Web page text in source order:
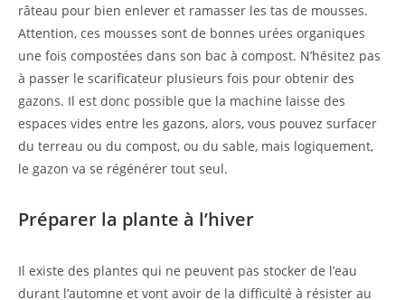
râteau pour bien enlever et ramasser les tas de mousses.
Attention, ces mousses sont de bonnes urées organiques
une fois compostées dans son bac à compost. N’hésitez pas
à passer le scarificateur plusieurs fois pour obtenir des
gazons. Il est donc possible que la machine laisse des
espaces vides entre les gazons, alors, vous pouvez surfacer
du terreau ou du compost, ou du sable, mais logiquement,
le gazon va se régénérer tout seul.
Préparer la plante à l’hiver
Il existe des plantes qui ne peuvent pas stocker de l’eau
durant l’automne et vont avoir de la difficulté à résister au